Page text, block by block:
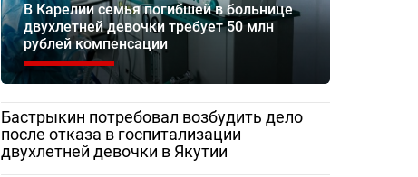
В Карелии семья погибшей в больнице
двухлетней девочки требует 50 млн
рублей компенсации
Бастрыкин потребовал возбудить дело
после отказа в госпитализации
двухлетней девочки в Якутии